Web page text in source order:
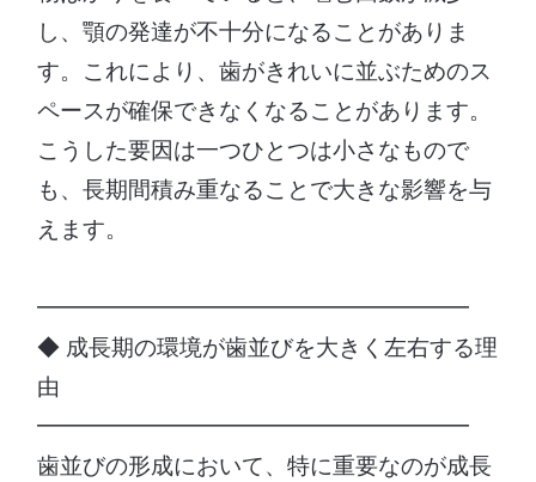
し、顎の発達が不十分になることがありま
す。これにより、歯がきれいに並ぶためのス
ペースが確保できなくなることがあります。
こうした要因は一つひとつは小さなもので
も、長期間積み重なることで大きな影響を与
えます。
━━━━━━━━━━━━━━━━━━━
◆ 成長期の環境が歯並びを大きく左右する理
由
━━━━━━━━━━━━━━━━━━━
歯並びの形成において、特に重要なのが成長